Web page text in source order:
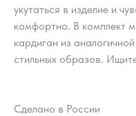
укутаться в изделие и
комфортно. В комплект
кардиган из
стильных образов.
Сделано в России